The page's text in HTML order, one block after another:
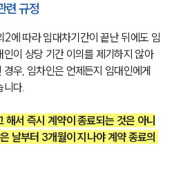
련 규정
에 따라 임대차기간이 끝난 뒤에도 임
이 상당 기간 이의를 제기하지 않아
우, 임차인은 언제든지 임대인에게
니다.
해서 즉시 계약이 종료되는 것은 아니
날부터 3개월이 지나야 계약 종료의